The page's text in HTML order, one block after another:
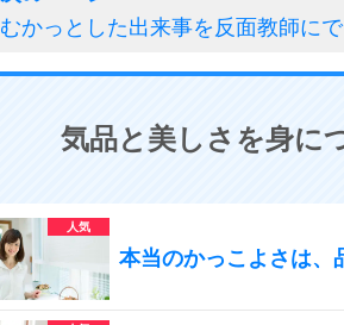
むかっとした出来事を反面教師に
気品と美しさを身に
本当のかっこよさは、